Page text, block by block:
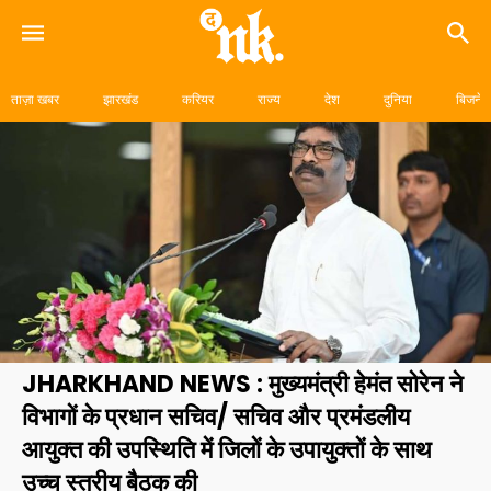
ताज़ा खबर झारखंड करियर राज्य देश दुनिया बिजनेस
JHARKHAND NEWS : मुख्यमंत्री हेमंत सोरेन ने
विभागों के प्रधान सचिव/ सचिव और प्रमंडलीय
आयुक्त की उपस्थिति में जिलों के उपायुक्तों के साथ
उच्च स्तरीय बैठक की